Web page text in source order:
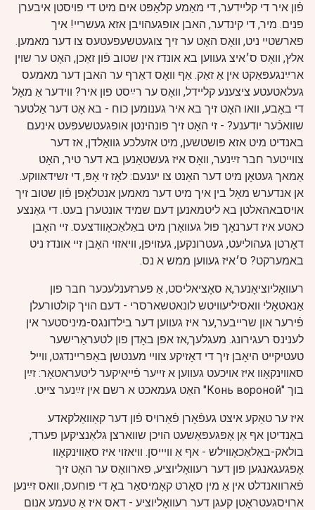
פֿון איר די קליידער, די מאַמע קלאַפּט אים מיט די פויסטן איבערן
פנים. מיר, די קינדער, האבן אופגעהויבן אזא געשריי! איך
פארשטיי ניט, וואָס האָט ער זיך צוגעטשעפעטעס צו דער מאמען.
אלץ, וואָס ס׳איצ געווען בא אונדז אין שטוב פֿון זאַכן, האָט ער שוין
ארײַנגעפּאַקט אין אַ זאַק. אַף וואָס דאַרף ער האבן דער מאמעס
געלאטעטע ציצענע קליידל, וואָס ער רײַסט פון איר? ווידער אַ מאָל
די באָבע, וואו האָט זיך בא איר גענומען כוח - בא אָט דער אַלטער
שוואכֿער יודענע? - זי האָט זיך פונהינטן אופגעטשעפּעט אינעם
באנדיט מיט אזא פּושטשען, מיט אזעלכע גוואַלדן, אז דער
צווייטער חבר זײַנער, וואָס איז געשטאַנען בא דער טיר, האָט
אַמאך געטאָן מיט דער האַנט צו יענעם: לאָז זי אָפּ, די זשידאּווקע.
אן אנדערש מאָל בין איך מיט דער מאמען אנטלאָפן פֿון שטוב זיך
אויסבאהאלטן בא ליטמאנען דעם שמיד אונטערן בעט. די גאַנצע
כאטע איז דערנאָך פול געוואָרן מיט באַלאַכאָוודצעס. זיי האָבן
דאָרטן געהוליעט, געטרונקען, געזויפן, וויאזוי האָבן זיי אונדז ניט
באמערקט? ס׳איז געווען ממש א נס.
רעוואָליוציאָנער,א סאָציאליסט, אַ פערזענלעכער חבר פון
אַנאטאָלי וואסיליעוויטש לונאטשארסרי - דעם הויך קולטורעלן
פֿירער און שרייבער,ער איז געווען דער בילדונגס-מיניסטער אין
לענינס רעגירונג. מעגלעך,אז אפן באָדן פון לטעראַרישער
טעטיקייט היאָבן זיך די דאָזיקע צוויי מענטשן באַפריינדגט, ווייל
סאווינקאָוו איז אויכעט געווען א זייער פֿייאיקער ליטעראטאָר: זײַן
בוך "Конь вороной" האַט געמאכט א רשם אין זײַנער צייט.
איז ער טאַקע איצט געפֿאָרן פֿאַרויס פֿון דער קאַוואַלקאדע
באַנדיטן אף אַן אָפּגעפּאַשעט הויכן שווארצן גלאַנציקען פערד,
בולאק-באַלאַכאָווילש - אף אַ ווײיסן. וויאזוי איז סאַווינקאָוו
אָפּגעגאנגען פון דער רעוואָליוציע, פארוואָס ער האָט זיך
פֿארוואנדלט אין אַ מין סאָרט קאָמיסאַר באָ די פוחעס, וואס זײַנען
ארויסגעטראָטן קעגן דער רעוואָליוציע - דאס איז אַ טעמע אנום